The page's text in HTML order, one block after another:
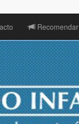
Recomendar